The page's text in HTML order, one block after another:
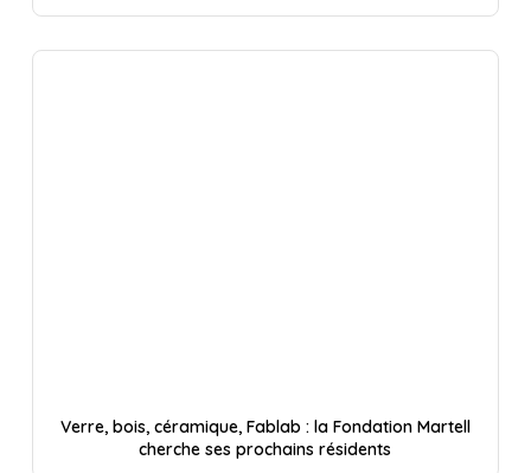
Verre, bois, céramique, Fablab : la Fondation Martell
cherche ses prochains résidents